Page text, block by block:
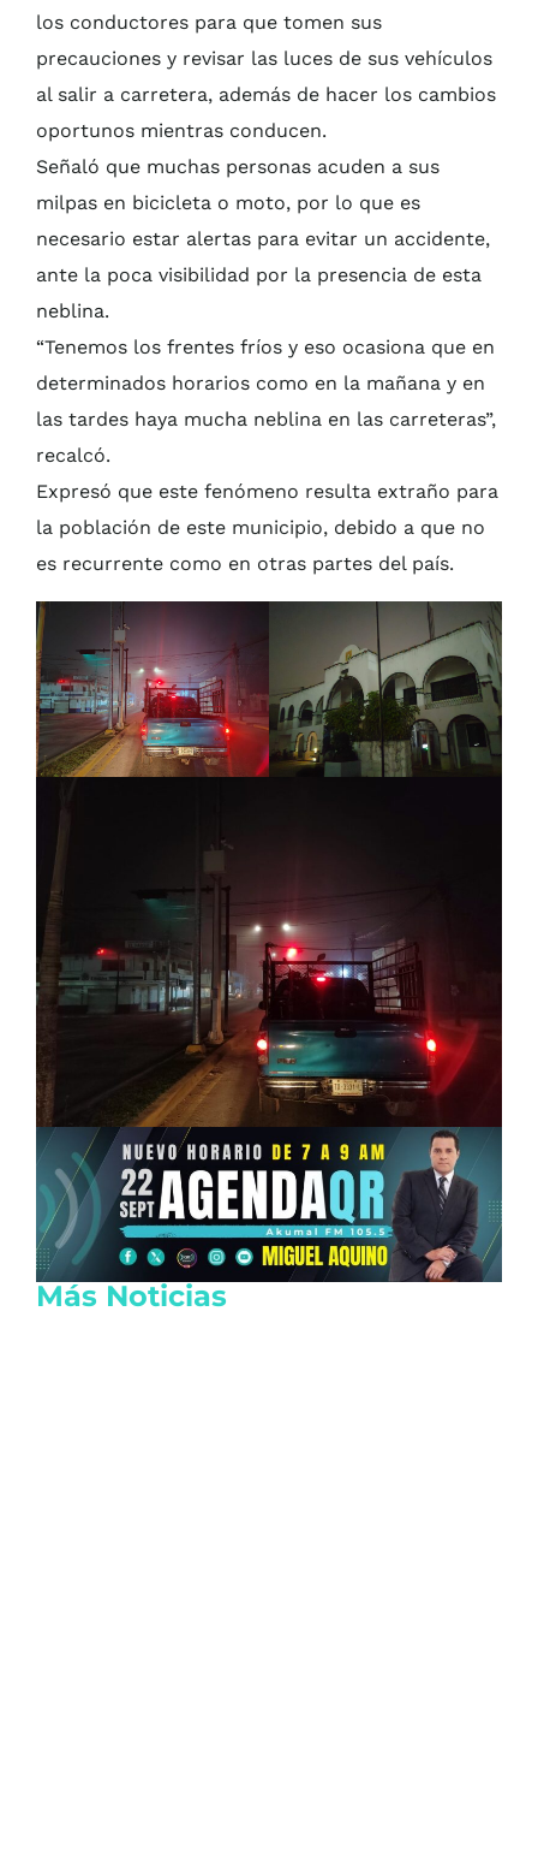
los conductores para que tomen sus
precauciones y revisar las luces de sus vehículos
al salir a carretera, además de hacer los cambios
oportunos mientras conducen.
Señaló que muchas personas acuden a sus
milpas en bicicleta o moto, por lo que es
necesario estar alertas para evitar un accidente,
ante la poca visibilidad por la presencia de esta
neblina.
“Tenemos los frentes fríos y eso ocasiona que en
determinados horarios como en la mañana y en
las tardes haya mucha neblina en las carreteras”,
recalcó.
Expresó que este fenómeno resulta extraño para
la población de este municipio, debido a que no
es recurrente como en otras partes del país.
Más Noticias